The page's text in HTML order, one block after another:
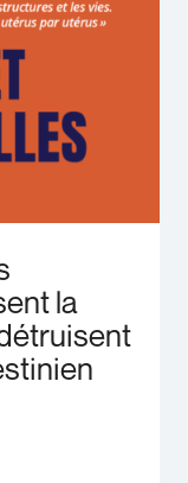
la